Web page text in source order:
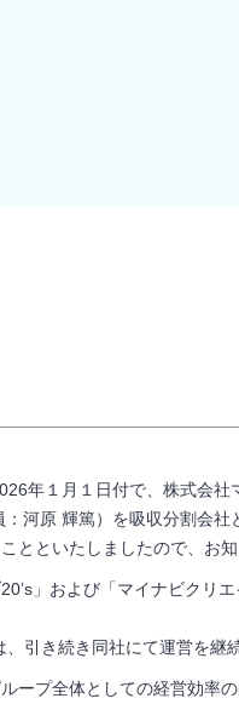
年１月１日付で、株式会
河原 輝篤）を吸収分割会社
とといたしましたので、お知
」および「マイナビクリ
引き続き同社にて運営を継
ープ全体としての経営効率